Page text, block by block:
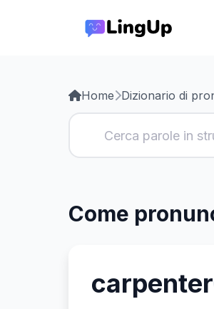
Home Dizionario di
Come
carpenter